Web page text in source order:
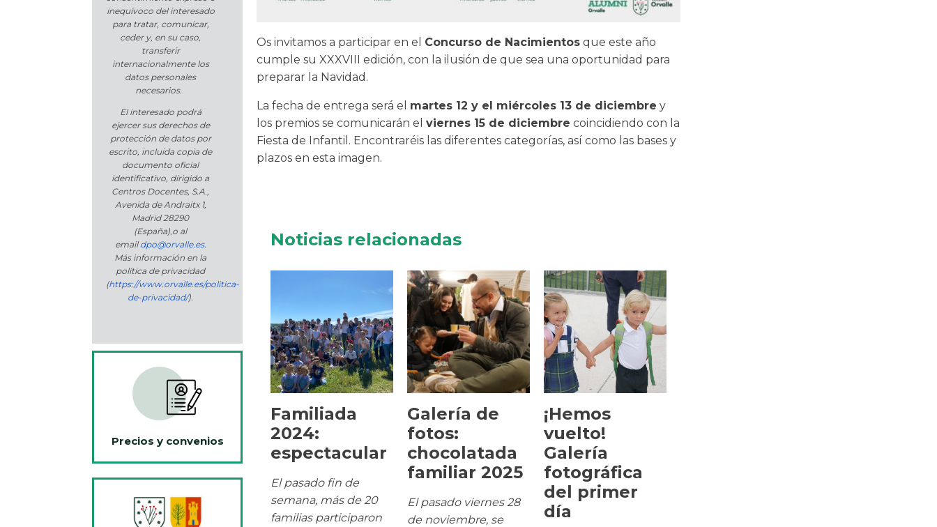
inequívoco del interesado
para tratar, comunicar,
ceder y, en su caso,
transferir
internacionalmente los
datos personales
necesarios.
El interesado podrá
ejercer sus derechos de
protección de datos por
escrito, incluida copia de
documento oficial
identificativo, dirigido a
Centros Docentes, S.A.,
Avenida de Andraitx 1,
Madrid 28290
(España),o al
emaildpo@orvalle.es.
Más información en la
política de privacidad
(https://www.orvalle.es/politica-
de-privacidad/).
Precios y convenios
Os invitamos a participar en el Concurso de Nacimientos que este año
cumple su XXXVIII edición, con la ilusión de que sea una oportunidad para
preparar la Navidad.
La fecha de entrega será el martes 12 y el miércoles 13 de diciembre y
los premios se comunicarán el viernes 15 de diciembre coincidiendo con la
Fiesta de Infantil. Encontraréis las diferentes categorías, así como las bases y
plazos en esta imagen.
Noticias relacionadas
Familiada
2024:
espectacular
El pasado fin de
semana, más de 20
familias participaron
Galería de
fotos:
chocolatada
familiar 2025
El pasado viernes 28
de noviembre, se
¡Hemos
vuelto!
Galería
fotográfica
del primer
día